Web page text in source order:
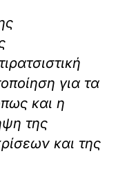
για τα
και η
της
και της